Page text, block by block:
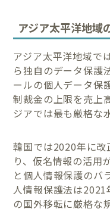
アジア太平洋地域
アジア太平洋地域で
ら独自のデータ保護
ールの個人データ保
制裁金の上限を売上
ジアでは最も厳格な
韓国では2020年に改
り、仮名情報の活用
と個人情報保護のバ
人情報保護法は
の国外移転に厳格な